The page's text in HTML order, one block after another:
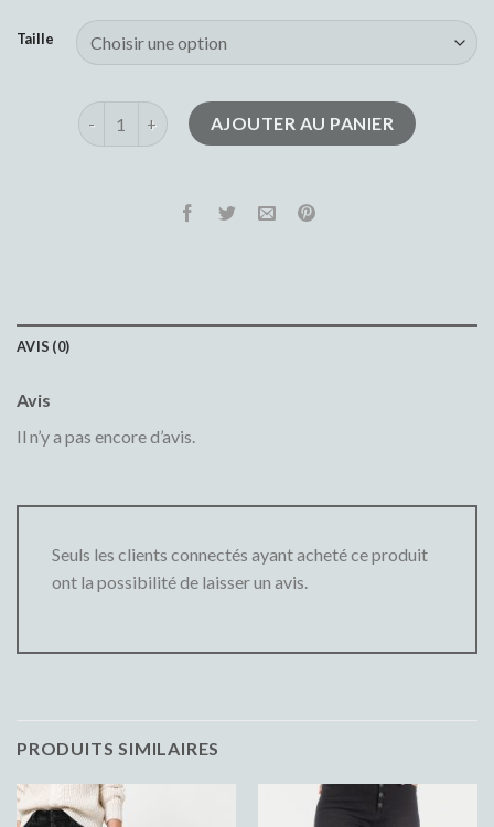
Taille
quantité de jean noir femmeAJOUTER AU PANIER
AVIS (0)
Avis
Il n’y a pas encore d’avis.
Seuls les clients connectés ayant acheté ce produit
ont la possibilité de laisser un avis.
PRODUITS SIMILAIRES